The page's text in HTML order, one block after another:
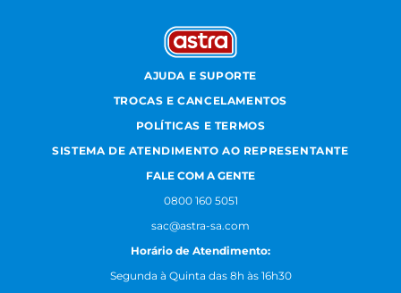
AJUDA E SUPORTE
TROCAS E CANCELAMENTOS
POLÍTICAS E TERMOS
SISTEMA DE ATENDIMENTO AO REPRESENTANTE
FALE COM A GENTE
0800 160 5051
sac@astra-sa.com
Horário de Atendimento:
Segunda à Quinta das 8h às 16h30